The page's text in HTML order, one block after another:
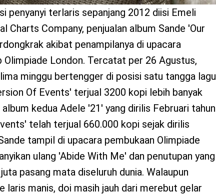
penyanyi terlaris sepanjang 2012 diisi Emeli
Charts Company, penjualan album Sande 'Our
akibat penampilanya di upacara
Olimpiade London. Tercatat per 26 Agustus,
minggu bertengger di posisi satu tangga lagu
Of Events' terjual 3200 kopi lebih banyak
album kedua Adele '21' yang dirilis Februari tahun
telah terjual 660.000 kopi sejak dirilis
tampil di upacara pembukaan Olimpiade
ulang 'Abide With Me' dan penutupan yang
pasang mata diseluruh dunia. Walaupun
laris manis, doi masih jauh dari merebut gelar